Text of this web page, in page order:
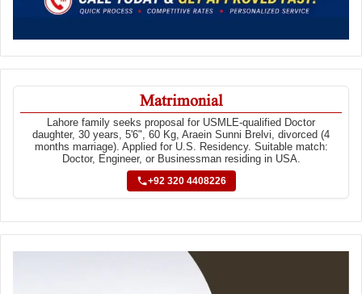
Matrimonial
Lahore family seeks proposal for USMLE-qualified Doctor
daughter, 30 years, 5'6", 60 Kg, Araein Sunni Brelvi, divorced (4
months marriage). Applied for U.S. Residency. Suitable match:
Doctor, Engineer, or Businessman residing in USA.
+92 320 4408226